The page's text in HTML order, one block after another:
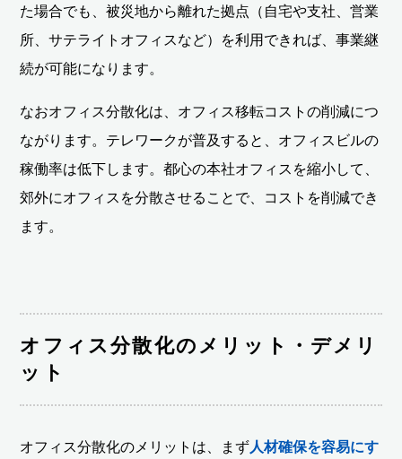
た場合でも、被災地から離れた拠点（自宅や支社、営業
所、サテライトオフィスなど）を利用できれば、事業継
続が可能になります。
なおオフィス分散化は、オフィス移転コストの削減につ
ながります。テレワークが普及すると、オフィスビルの
稼働率は低下します。都心の本社オフィスを縮小して、
郊外にオフィスを分散させることで、コストを削減でき
ます。
オフィス分散化のメリット・デメリ
ット
オフィス分散化のメリットは、まず人材確保を容易にす